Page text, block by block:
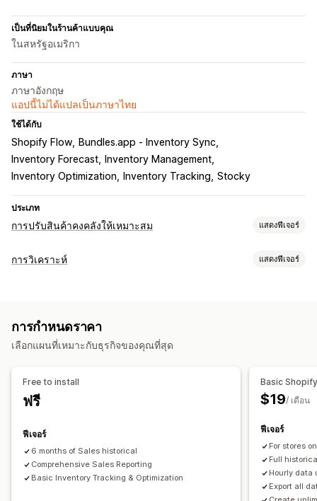
เป็นที่นิยมในร้านค้าแบบคุณ
ในสหรัฐอเมริกา
ภาษา
ภาษาอังกฤษ
แอปนี้ไม่ได้แปลเป็นภาษาไทย
ใช้ได้กับ
Shopify Flow
Bundles.app ‑ Inventory Sync
Inventory Forecast
Inventory Management
Inventory Optimization
Inventory Tracking Stocky
ประเภท
การปรับสินค้าคงคลังให้เหมาะสม แสดงฟีเจอร์
การจัดการสินค้าคงคลัง
การจัดการคำสั่งซื้อ
คำสั่งซื้อ
การแจ้งเตือนการเติมสต็อกสินค้า
การแจ้งเตือนการเติมสินค้า
การแจ้งเตือนสต็อกสินค้าต่ำ
การแจ้งเตือนทางอีเมล
การวิเคราะห์ แสดงฟีเจอร์
การวิเคราะห์ความภักดี
การตลาดและการขาย
ภาพและรายงาน
รายงานแบบหลายร้านค้า
การวิเคราะห์ในอดีต
การพยากรณ์
การแจ้งเตือน
การกำหนดราคา
เลือกแผนที่เหมาะกับธุรกิจของคุณที่สุด
Free to install
ฟรี
ฟีเจอร์
6 months of Sales historical
Comprehensive Sales Reporting
Basic Inventory Tracking & Optimization
Basic
$19/ เดือน
ฟีเจอร์
For stores
Full
Hourly data
Export all